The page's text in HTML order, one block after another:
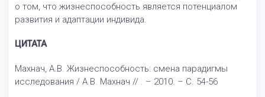
о том, что жизнеспособность является потенциалом
развития и адаптации индивида.
ЦИТАТА
Махнач, А.В. Жизнеспособность: смена парадигмы
исследования / А.В. Махнач // . – 2010. – С. 54-56